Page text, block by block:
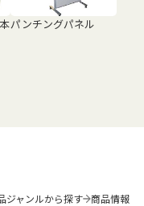
パンチングパネル
ジャンルから探す 商品情報